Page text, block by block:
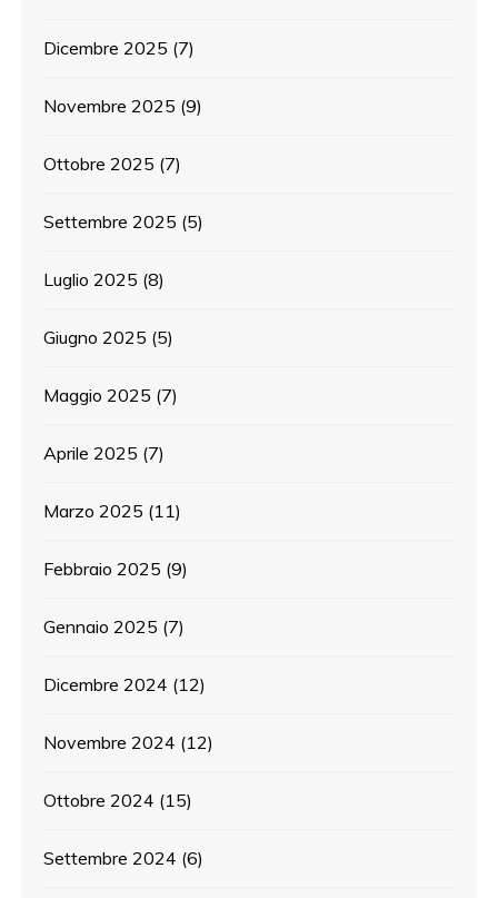
Dicembre 2025 (7)
Novembre 2025 (9)
Ottobre 2025 (7)
Settembre 2025 (5)
Luglio 2025 (8)
Giugno 2025 (5)
Maggio 2025 (7)
Aprile 2025 (7)
Marzo 2025 (11)
Febbraio 2025 (9)
Gennaio 2025 (7)
Dicembre 2024 (12)
Novembre 2024 (12)
Ottobre 2024 (15)
Settembre 2024 (6)